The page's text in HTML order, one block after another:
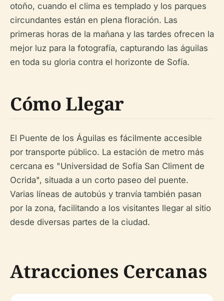
otoño, cuando el clima es templado y los parques
circundantes están en plena floración. Las
primeras horas de la mañana y las tardes ofrecen la
mejor luz para la fotografía, capturando las águilas
en toda su gloria contra el horizonte de Sofía.
Cómo Llegar
El Puente de los Águilas es fácilmente accesible
por transporte público. La estación de metro más
cercana es "Universidad de Sofía San Climent de
Ocrida", situada a un corto paseo del puente.
Varias líneas de autobús y tranvía también pasan
por la zona, facilitando a los visitantes llegar al sitio
desde diversas partes de la ciudad.
Atracciones Cercanas